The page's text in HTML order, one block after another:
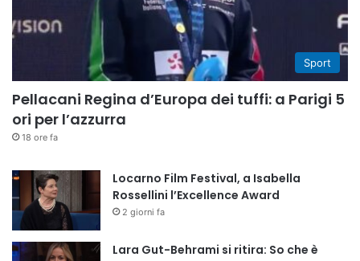
Sport
Pellacani Regina d’Europa dei tuffi: a Parigi 5
ori per l’azzurra
18 ore fa
Locarno Film Festival, a Isabella
Rossellini l’Excellence Award
2 giorni fa
Lara Gut-Behrami si ritira: So che è